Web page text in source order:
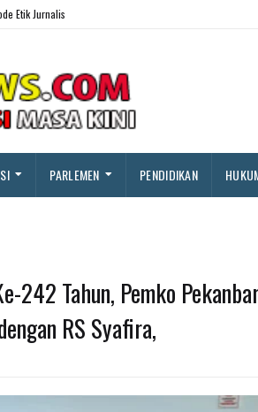
Etik Jurnalis
PARLEMEN PENDIDIKAN
242 Tahun, Pemko
RS Syafira,